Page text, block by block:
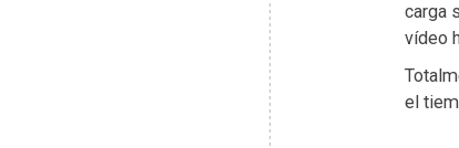
carga
vídeo
el